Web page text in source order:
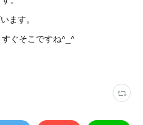
ます。
ぐそこですね^_^